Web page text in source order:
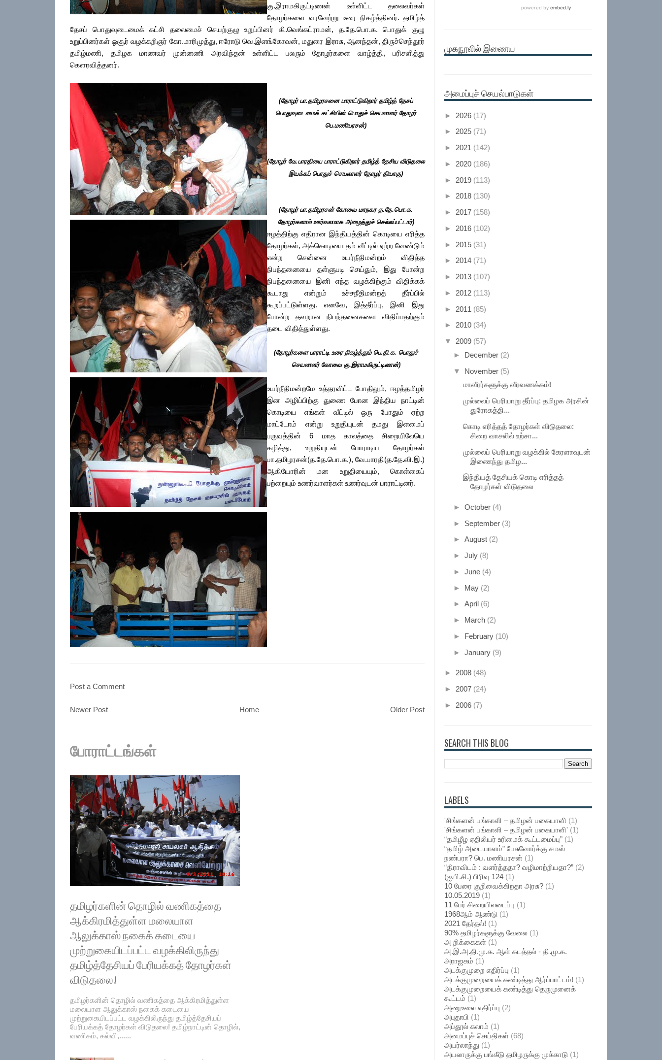
கு.இராமகிருட்டிணன் உள்ளிட்ட தலைவர்கள்
தோழர்களை வரவேற்று உரை நிகழ்த்தினர். தமிழ்த்
தேசப் பொதுவுடைமைக் கட்சி தலைமைச் செயற்குழு உறுப்பினர் கி.வெங்கட்ராமன், த.தே.பொ.க. பொதுக் குழு
உறுப்பினர்கள் ஓசூர் வழக்கறிஞர் கோ.மாரிமுத்து, ஈரோடு வெ.இளங்கோவன், மதுரை இராசு, ஆனந்தன், திருச்செந்தூர்
தமிழ்மணி, தமிழக மாணவர் முன்னணி அரவிந்தன் உள்ளிட்ட பலரும் தோழர்களை வாழ்த்தி, பரிசளித்து
கௌரவித்தனர்.
(தோழர் பா.தமிழரசனை பாராட்டுகிறார் தமிழ்த் தேசப்
பொதுவுடைமைக் கட்சியின் பொதுச் செயலாளர் தோழர்
பெ.மணியரசன்)
(தோழர் வே.பாரதியை பாராட்டுகிறார் தமிழ்த் தேசிய விடுதலை
இயக்கப் பொதுச் செயலாளர் தோழர் தியாகு)
(தோழர் பா.தமிழரசன் கோவை மாநகர த.தே.பொ.க.
தோழர்களால் ஊர்வலமாக அழைத்துச் செல்லப்பட்டார்)
ஈழத்திற்கு எதிரான இந்தியத்தின் கொடியை எரித்த
தோழர்கள், அக்கொடியை தம் வீட்டில் ஏற்ற வேண்டும்
என்ற சென்னை உயர்நீதிமன்றம் விதித்த
நிபந்தனையை தள்ளுபடி செய்தும், இது போன்ற
நிபந்தனையை இனி எந்த வழக்கிற்கும் விதிக்கக்
கூடாது என்றும் உச்சநீதிமன்றத் தீர்ப்பில்
கூறப்பட்டுள்ளது. எனவே, இத்தீர்ப்பு, இனி இது
போன்ற தவறான நிபந்தனைகளை விதிப்பதற்கும்
தடை விதித்துள்ளது.
(தோழர்களை பாராட்டி உரை நிகழ்த்தும் பெ.தி.க. பொதுச்
செயலாளர் கோவை கு.இராமகிருட்டிணன்)
உயர்நீதிமன்றமே உத்தரவிட்ட போதிலும், ஈழத்தமிழர்
இன அழிப்பிற்கு துணை போன இந்திய நாட்டின்
கொடியை எங்கள் வீட்டில் ஒரு போதும் ஏற்ற
மாட்டோம் என்று உறுதியுடன் தமது இளமைப்
பருவத்தின் 6 மாத காலத்தை சிறையிலேயெ
கழித்து, உறுதியுடன் போராடிய தோழர்கள்
பா.தமிழரசன்(த.தே.பொ.க.), வே.பாரதி(த.தே.வி.இ.)
ஆகியோரின் மன உறுதியையும், கொள்கைப்
பற்றையும் உணர்வாளர்கள் உணர்வுடன் பாராட்டினர்.
Post a Comment
Newer Post Older Post
Home
போராட்டங்கள்
தமிழர்களின் தொழில் வணிகத்தை
ஆக்கிரமித்துள்ள மலையாள
ஆலுக்காஸ் நகைக் கடையை
முற்றுகையிடப்பட்ட வழக்கிலிருந்து
தமிழ்த்தேசியப் பேரியக்கத் தோழர்கள்
விடுதலை!
தமிழர்களின் தொழில் வணிகத்தை ஆக்கிரமித்துள்ள
மலையாள ஆலுக்காஸ் நகைக் கடையை
முற்றுகையிடப்பட்ட வழக்கிலிருந்து தமிழ்த்தேசியப்
பேரியக்கத் தோழர்கள் விடுதலை! தமிழ்நாட்டின் தொழில்,
வணிகம், கல்வி,......
முகநூலில் இணைய
அமைப்புச் செயல்பாடுகள்
► 2026 (17)
► 2025 (71)
► 2021 (142)
► 2020 (186)
► 2019 (113)
► 2018 (130)
► 2017 (158)
► 2016 (102)
► 2015 (31)
► 2014 (71)
► 2013 (107)
► 2012 (113)
► 2011 (85)
► 2010 (34)
▼ 2009 (57)
► December (2)
▼ November (5)
மாவீரர்களுக்கு வீரவணக்கம்!
முல்லைப் பெரியாறு தீர்ப்பு: தமிழக அரசின்
துரோகத்தி...
கொடி எரித்தத் தோழர்கள் விடுதலை:
சிறை வாசலில் உற்சா...
முல்லைப் பெரியாறு வழக்கில் கேரளாவுடன்
இணைந்து தமிழ...
இந்தியத் தேசியக் கொடி எரித்தத்
தோழர்கள் விடுதலை
► October (4)
► September (3)
► August (2)
► July (8)
► June (4)
► May (2)
► April (6)
► March (2)
► February (10)
► January (9)
► 2008 (48)
► 2007 (24)
► 2006 (7)
SEARCH THIS BLOG
LABELS
'சிங்களன் பங்காளி – தமிழன் பகையாளி (1)
'சிங்களன் பங்காளி – தமிழன் பகையாளி' (1)
“தமிழீழ ஏதிலியர் உரிமைக் கூட்டமைப்பு” (1)
“தமிழ் அடையாளம்” பேசுவோர்க்கு சமஸ்
நண்பரா? பெ. மணியரசன் (1)
“திராவிடம் : வளர்த்ததா? வழிமாற்றியதா?” (2)
(ஐ.பி.சி.) பிரிவு 124 (1)
10 பேரை குறிவைக்கிறதா அரசு? (1)
10.05.2019 (1)
11 பேர் சிறையிலடைப்பு (1)
1968ஆம் ஆண்டு (1)
2021 தேர்தல்! (1)
90% தமிழர்களுக்கு வேலை (1)
அ றிக்கைகள் (1)
அ.இ.அ.தி.மு.க. ஆள் கடத்தல் - தி.மு.க.
அராஜகம் (1)
அடக்குமுறை எதிர்ப்பு (1)
அடக்குமுறையைக் கண்டித்து ஆர்ப்பாட்டம்! (1)
அடக்குமுறையைக் கண்டித்து தெருமுனைக்
கூட்டம் (1)
அணுஉலை எதிர்ப்பு (2)
அபுதாபி (1)
அப்தூல் கலாம் (1)
அமைப்புச் செய்திகள் (68)
அயர்லாந்து (1)
அயலாருக்கு பங்கீடு தமிழருக்கு முக்காடு (1)